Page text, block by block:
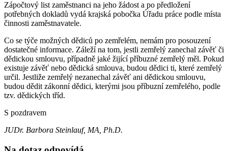
Zápočtový list zaměstnanci na jeho žádost a po předložení
potřebných dokladů vydá krajská pobočka Úřadu práce podle místa
činnosti zaměstnavatele.
Co se týče možných dědiců po zemřelém, nemám pro posouzení
dostatečné informace. Záleží na tom, jestli zemřelý zanechal závěť či
dědickou smlouvu, případně jaké žijící příbuzné zemřelý měl. Pokud
existuje závěť nebo dědická smlouva, budou dědici ti, které zemřelý
určil. Jestliže zemřelý nezanechal závěť ani dědickou smlouvu,
budou dědit zákonní dědici, kterými jsou příbuzní zemřelého, podle
tzv. dědických tříd.
S pozdravem
JUDr. Barbora Steinlauf, MA, Ph.D.